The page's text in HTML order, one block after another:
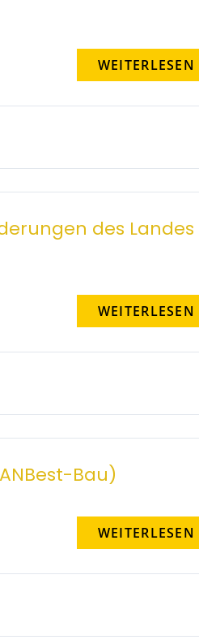
WEITERLESEN
des Landes
WEITERLESEN
Bau)
WEITERLESEN